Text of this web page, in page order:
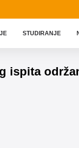
STUDIRANJE
ispita